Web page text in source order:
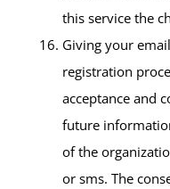
this service the
Giving your
registration
acceptance and
future
of the
or sms. The